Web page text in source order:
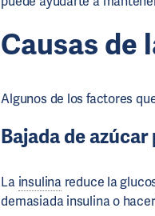
Causas de
Algunos de los factores
Bajada de
La insulinareduce la
demasiada insulina o